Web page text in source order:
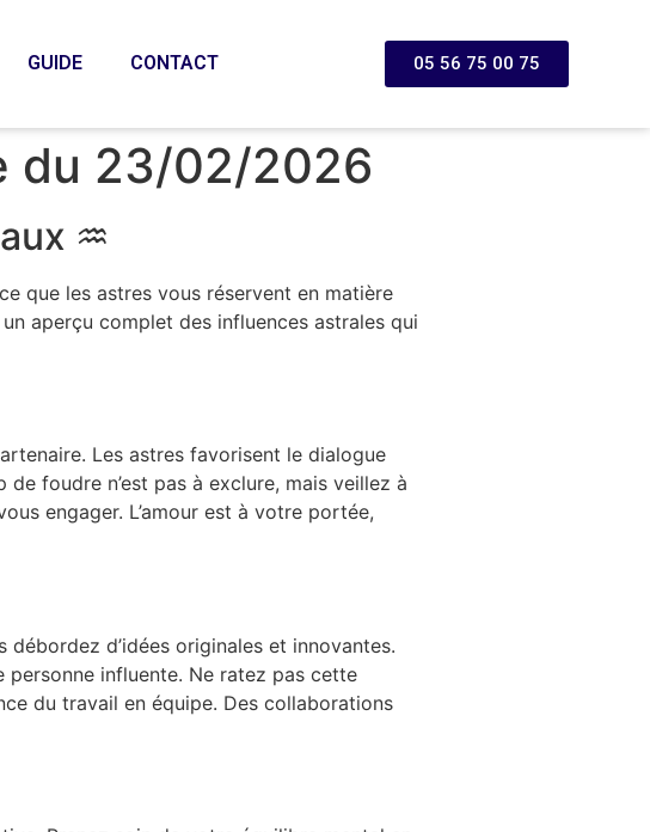
GUIDE CONTACT 05 56 75 00 75
du 23/02/2026
♒️
que les astres vous réservent en matière
aperçu complet des influences astrales qui
Les astres favorisent le dialogue
foudre n’est pas à exclure, mais veillez à
engager. L’amour est à votre portée,
débordez d’idées originales et innovantes.
personne influente. Ne ratez pas cette
du travail en équipe. Des collaborations